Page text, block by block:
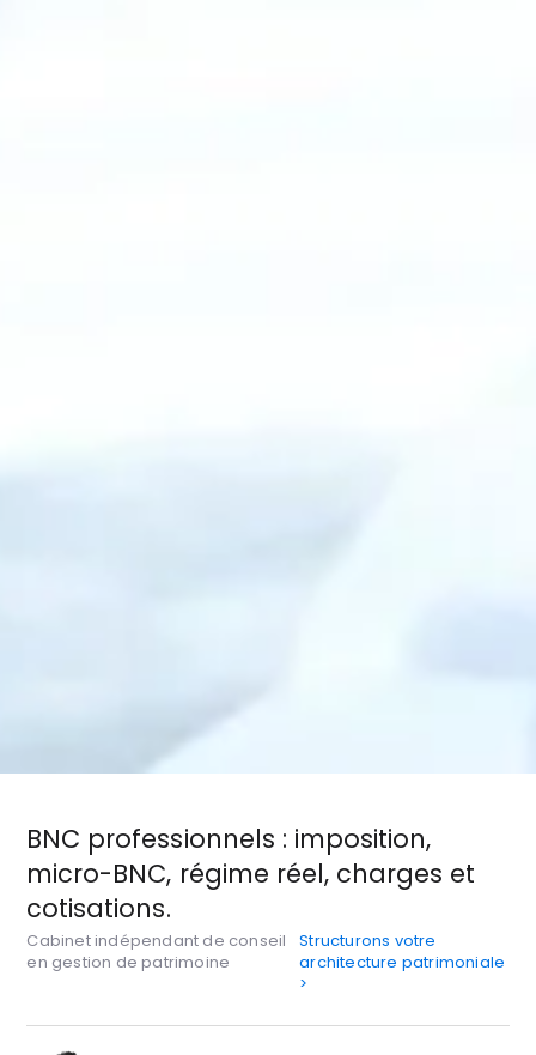
BNC professionnels : imposition,
micro-BNC, régime réel, charges et
cotisations.
Cabinet indépendant de conseil
en gestion de patrimoine
Structurons votre
architecture patrimoniale
>